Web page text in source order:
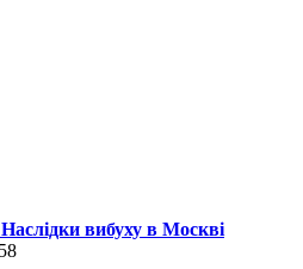
вибуху в Москві